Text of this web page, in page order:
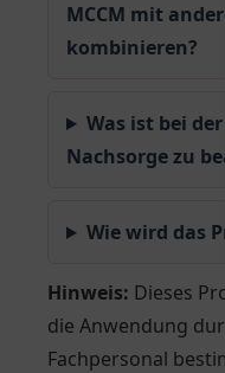
MCCM mit
kombinieren?
Was ist bei
Nachsorge zu
Wie wird das
Hinweis: Dieses
die Anwendung
Fachpersonal